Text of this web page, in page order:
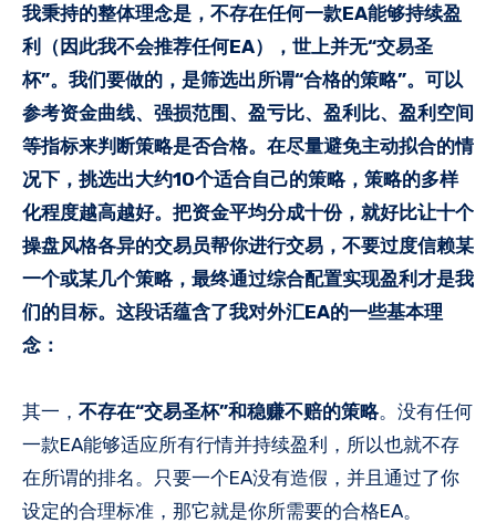
我秉持的整体理念是，不存在任何一款EA能够持续盈
利（因此我不会推荐任何EA），世上并无“交易圣
杯”。我们要做的，是筛选出所谓“合格的策略”。可以
参考资金曲线、强损范围、盈亏比、盈利比、盈利空间
等指标来判断策略是否合格。在尽量避免主动拟合的情
况下，挑选出大约10个适合自己的策略，策略的多样
化程度越高越好。把资金平均分成十份，就好比让十个
操盘风格各异的交易员帮你进行交易，不要过度信赖某
一个或某几个策略，最终通过综合配置实现盈利才是我
们的目标。这段话蕴含了我对外汇EA的一些基本理
念：
其一， 不存在“交易圣杯”和稳赚不赔的策略。没有任何
一款EA能够适应所有行情并持续盈利，所以也就不存
在所谓的排名。只要一个EA没有造假，并且通过了你
设定的合理标准，那它就是你所需要的合格EA。